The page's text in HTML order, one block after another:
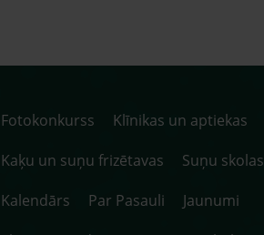
Fotokonkurss
Klīnikas un aptiekas
Kaķu un suņu frizētavas
Suņu skolas
Kalendārs
Par Pasauli
Jaunumi